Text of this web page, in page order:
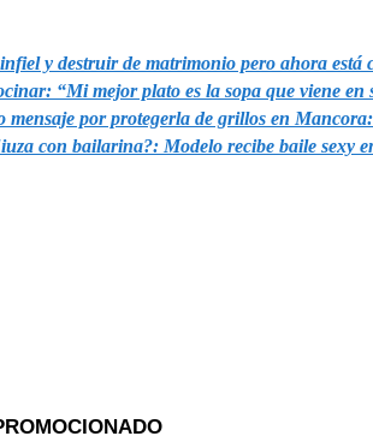
y destruir de matrimonio pero ahora está
“Mi mejor plato es la sopa que viene en
mensaje por protegerla de grillos en
con bailarina?: Modelo recibe baile sexy